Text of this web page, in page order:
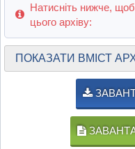
Натисніть нижче,
цього архіву:
ПОКАЗАТИ ВМІСТ